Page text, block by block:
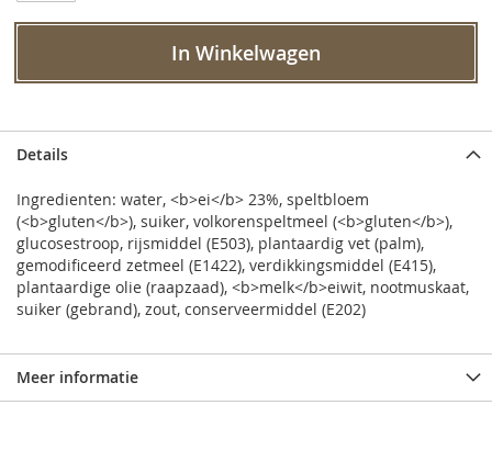
In Winkelwagen
Details
Ingredienten: water, <b>ei</b> 23%, speltbloem
(<b>gluten</b>), suiker, volkorenspeltmeel (<b>gluten</b>),
glucosestroop, rijsmiddel (E503), plantaardig vet (palm),
gemodificeerd zetmeel (E1422), verdikkingsmiddel (E415),
plantaardige olie (raapzaad), <b>melk</b>eiwit, nootmuskaat,
suiker (gebrand), zout, conserveermiddel (E202)
Meer informatie